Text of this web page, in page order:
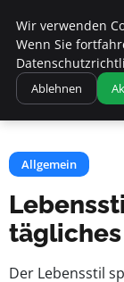
Apemania
Startseite
Lebensstil: wie er
Allgemein
Der Lebensstil
Wir verwenden
Wenn Sie
Ablehnen